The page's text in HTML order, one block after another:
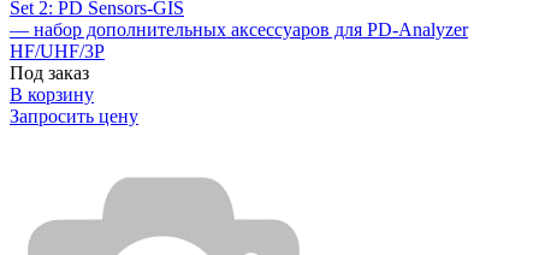
Set 2: PD Sensors-GIS
— набор дополнительных аксессуаров для PD-Analyzer
HF/UHF/3P
Под заказ
В корзину
Запросить цену